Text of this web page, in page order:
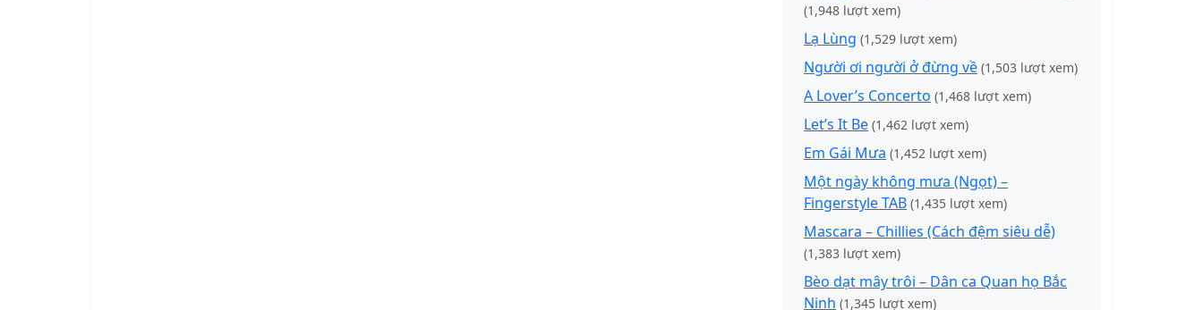
(1,948 lượt xem)
Lạ Lùng (1,529 lượt xem)
Người ơi người ở đừng về (1,503 lượt xem)
A Lover’s Concerto (1,468 lượt xem)
Let’s It Be (1,462 lượt xem)
Em Gái Mưa (1,452 lượt xem)
Một ngày không mưa (Ngọt) –
Fingerstyle TAB (1,435 lượt xem)
Mascara – Chillies (Cách đệm siêu dễ)
(1,383 lượt xem)
Bèo dạt mây trôi – Dân ca Quan họ Bắc
Ninh (1,345 lượt xem)